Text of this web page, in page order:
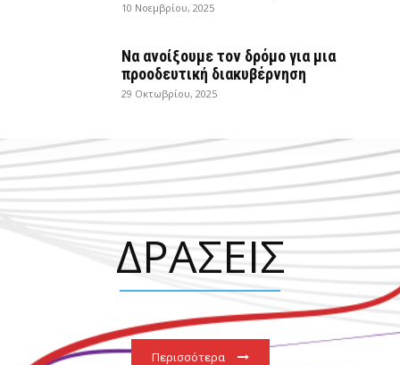
10 Νοεμβρίου, 2025
Να ανοίξουμε τον δρόμο για μια
προοδευτική διακυβέρνηση
29 Οκτωβρίου, 2025
ΔΡΑΣΕΙΣ
Περισσότερα